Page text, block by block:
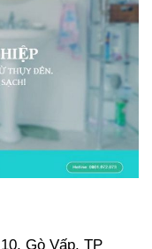
Gò Vấp, TP